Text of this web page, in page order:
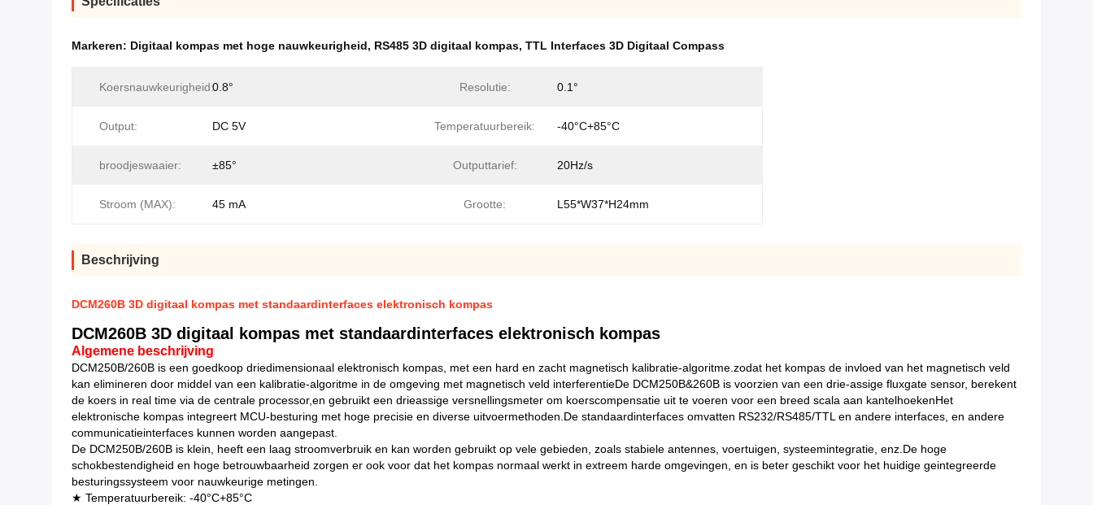
Markeren: Digitaal kompas met hoge nauwkeurigheid, RS485 3D digitaal kompas, TTL Interfaces 3D Digitaal Compass
Koersnauwkeurigheid:0.8° Resolutie: 0.1°
Output: DC 5V Temperatuurbereik: -40°C+85°C
broodjeswaaier: ±85° Outputtarief: 20Hz/s
Stroom (MAX): 45 mA Grootte: L55*W37*H24mm
Beschrijving
DCM260B 3D digitaal kompas met standaardinterfaces elektronisch kompas
DCM260B 3D digitaal kompas met standaardinterfaces elektronisch kompas
Algemene beschrijving
DCM250B/260B is een goedkoop driedimensionaal elektronisch kompas, met een hard en zacht magnetisch kalibratie-algoritme.zodat het kompas de invloed van het magnetisch veld
kan elimineren door middel van een kalibratie-algoritme in de omgeving met magnetisch veld interferentieDe DCM250B&260B is voorzien van een drie-assige fluxgate sensor, berekent
de koers in real time via de centrale processor,en gebruikt een drieassige versnellingsmeter om koerscompensatie uit te voeren voor een breed scala aan kantelhoekenHet
elektronische kompas integreert MCU-besturing met hoge precisie en diverse uitvoermethoden.De standaardinterfaces omvatten RS232/RS485/TTL en andere interfaces, en andere
communicatieinterfaces kunnen worden aangepast.
De DCM250B/260B is klein, heeft een laag stroomverbruik en kan worden gebruikt op vele gebieden, zoals stabiele antennes, voertuigen, systeemintegratie, enz.De hoge
schokbestendigheid en hoge betrouwbaarheid zorgen er ook voor dat het kompas normaal werkt in extreem harde omgevingen, en is beter geschikt voor het huidige geintegreerde
besturingssysteem voor nauwkeurige metingen.
★ Temperatuurbereik: -40°C+85°C